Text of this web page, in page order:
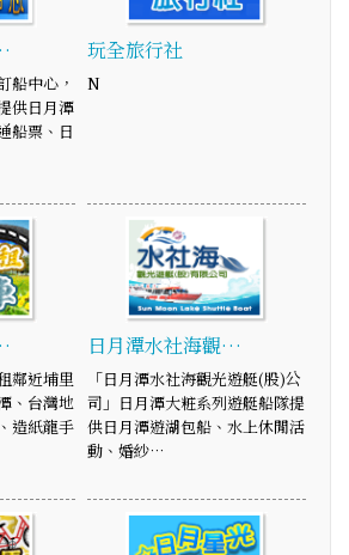
船中心，
供日月潭
船票、日
玩全旅行社
N
鄰近埔里
、台灣地
造紙龍手
日月潭水社海觀…
「日月潭水社海觀光遊艇(股)公
司」日月潭大粧系列遊艇船隊提
供日月潭遊湖包船、水上休閒活
動、婚紗…